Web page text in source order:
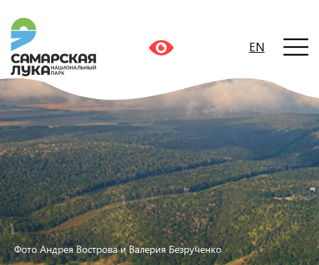
EN
Фото Андрея Вострова и Валерия Безрученко